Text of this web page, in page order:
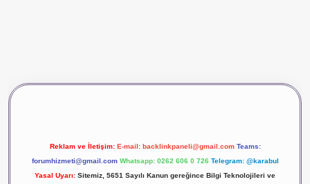
Reklam ve İletişim: E-mail: backlinkpaneli@gmail.com Teams:
forumhizmeti@gmail.com Whatsapp: 0262 606 0 726 Telegram: @karabul
Yasal Uyarı: Sitemiz, 5651 Sayılı Kanun gereğince Bilgi Teknolojileri ve